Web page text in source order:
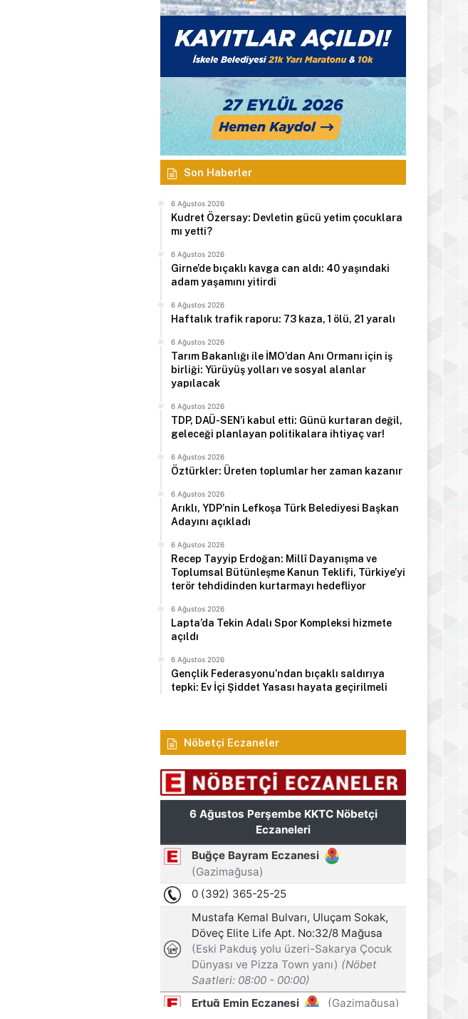
Son Haberler
6 Ağustos 2026
Kudret Özersay: Devletin gücü yetim çocuklara
mı yetti?
6 Ağustos 2026
Girne’de bıçaklı kavga can aldı: 40 yaşındaki
adam yaşamını yitirdi
6 Ağustos 2026
Haftalık trafik raporu: 73 kaza, 1 ölü, 21 yaralı
6 Ağustos 2026
Tarım Bakanlığı ile İMO’dan Anı Ormanı için iş
birliği: Yürüyüş yolları ve sosyal alanlar
yapılacak
6 Ağustos 2026
TDP, DAÜ-SEN’i kabul etti: Günü kurtaran değil,
geleceği planlayan politikalara ihtiyaç var!
6 Ağustos 2026
Öztürkler: Üreten toplumlar her zaman kazanır
6 Ağustos 2026
Arıklı, YDP’nin Lefkoşa Türk Belediyesi Başkan
Adayını açıkladı
6 Ağustos 2026
Recep Tayyip Erdoğan: Millî Dayanışma ve
Toplumsal Bütünleşme Kanun Teklifi, Türkiye’yi
terör tehdidinden kurtarmayı hedefliyor
6 Ağustos 2026
Lapta’da Tekin Adalı Spor Kompleksi hizmete
açıldı
6 Ağustos 2026
Gençlik Federasyonu’ndan bıçaklı saldırıya
tepki: Ev İçi Şiddet Yasası hayata geçirilmeli
Nöbetçi Eczaneler